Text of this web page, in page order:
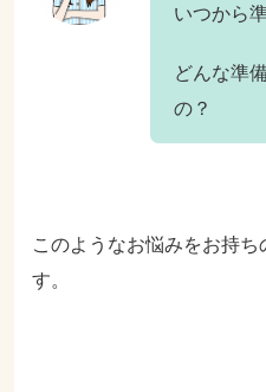
いつから
どんな準
の？
このようなお悩みをお持
す。